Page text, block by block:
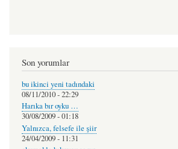
Son yorumlar
bu ikinci yeni tadındaki
08/11/2010 - 22:29
Harıka bır oyku …
30/08/2009 - 01:18
Yalnızca, felsefe ile şiir
24/04/2009 - 11:31